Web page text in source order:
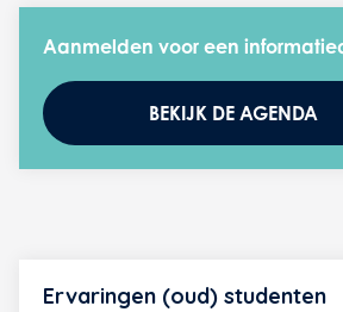
Aanmelden voor een
BEKIJK DE AGENDA
Ervaringen (oud) studenten